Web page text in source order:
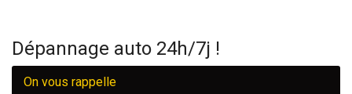
Dépannage auto 24h/7j !
On vous rappelle